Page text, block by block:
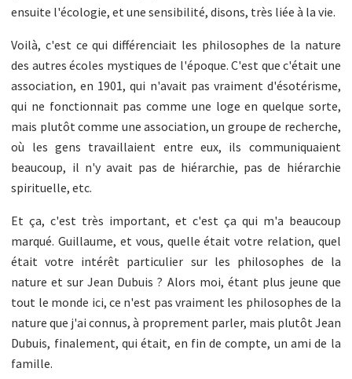
ensuite l'écologie, et une sensibilité, disons, très liée à la vie.
Voilà, c'est ce qui différenciait les philosophes de la nature
des autres écoles mystiques de l'époque. C'est que c'était une
association, en 1901, qui n'avait pas vraiment d'ésotérisme,
qui ne fonctionnait pas comme une loge en quelque sorte,
mais plutôt comme une association, un groupe de recherche,
où les gens travaillaient entre eux, ils communiquaient
beaucoup, il n'y avait pas de hiérarchie, pas de hiérarchie
spirituelle, etc.
Et ça, c'est très important, et c'est ça qui m'a beaucoup
marqué. Guillaume, et vous, quelle était votre relation, quel
était votre intérêt particulier sur les philosophes de la
nature et sur Jean Dubuis ? Alors moi, étant plus jeune que
tout le monde ici, ce n'est pas vraiment les philosophes de la
nature que j'ai connus, à proprement parler, mais plutôt Jean
Dubuis, finalement, qui était, en fin de compte, un ami de la
famille.